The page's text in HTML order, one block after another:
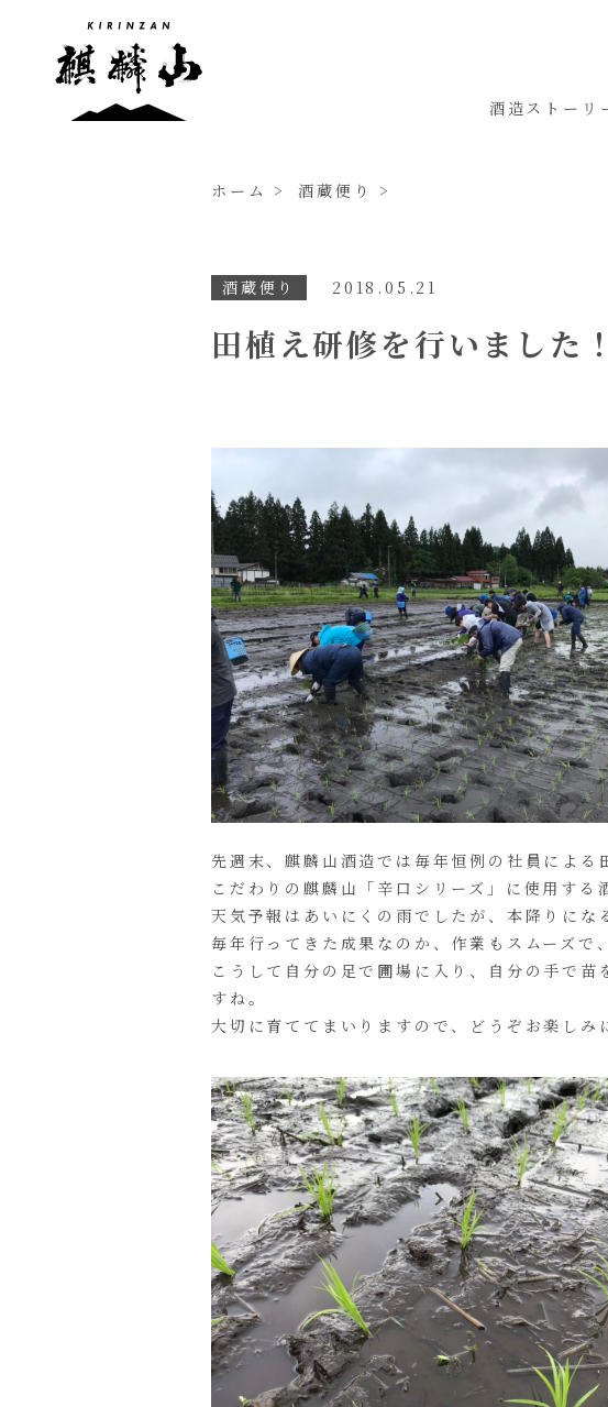
酒造ストーリ
ホーム 酒蔵便り
酒蔵便り 2018.05.21
田植え研修を行いました！
先週末、麒麟山酒造では毎年恒例の社員による
こだわりの麒麟山「辛口シリーズ」に使用す
天気予報はあいにくの雨でしたが、本降りにな
毎年行ってきた成果なのか、作業もスムーズ
こうして自分の足で圃場に入り、自分の手で
すね。
大切に育ててまいりますので、どうぞお楽しみ